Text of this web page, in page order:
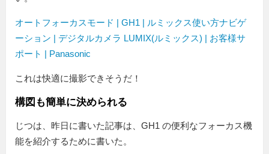
オートフォーカスモード | GH1 | ルミックス使い方ナビゲ
ーション | デジタルカメラ LUMIX(ルミックス) | お客様サ
ポート | Panasonic
これは快適に撮影できそうだ！
構図も簡単に決められる
じつは、昨日に書いた記事は、GH1 の便利なフォーカス機
能を紹介するために書いた。